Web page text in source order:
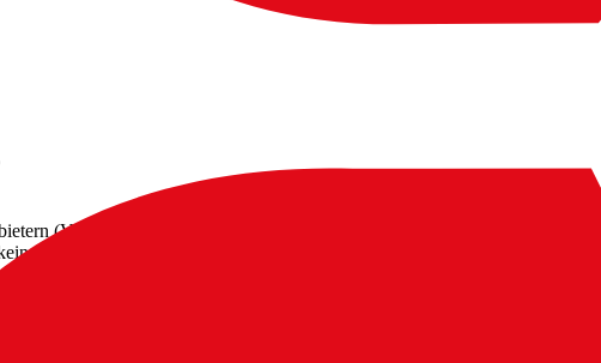
(Vereine, Studios, private Anbieter) aus öffentlich zugänglichen
PDF/Bildformate)
– sofort online sichtbar
Logo, Galerie, Links & mehr
eigene Webseite